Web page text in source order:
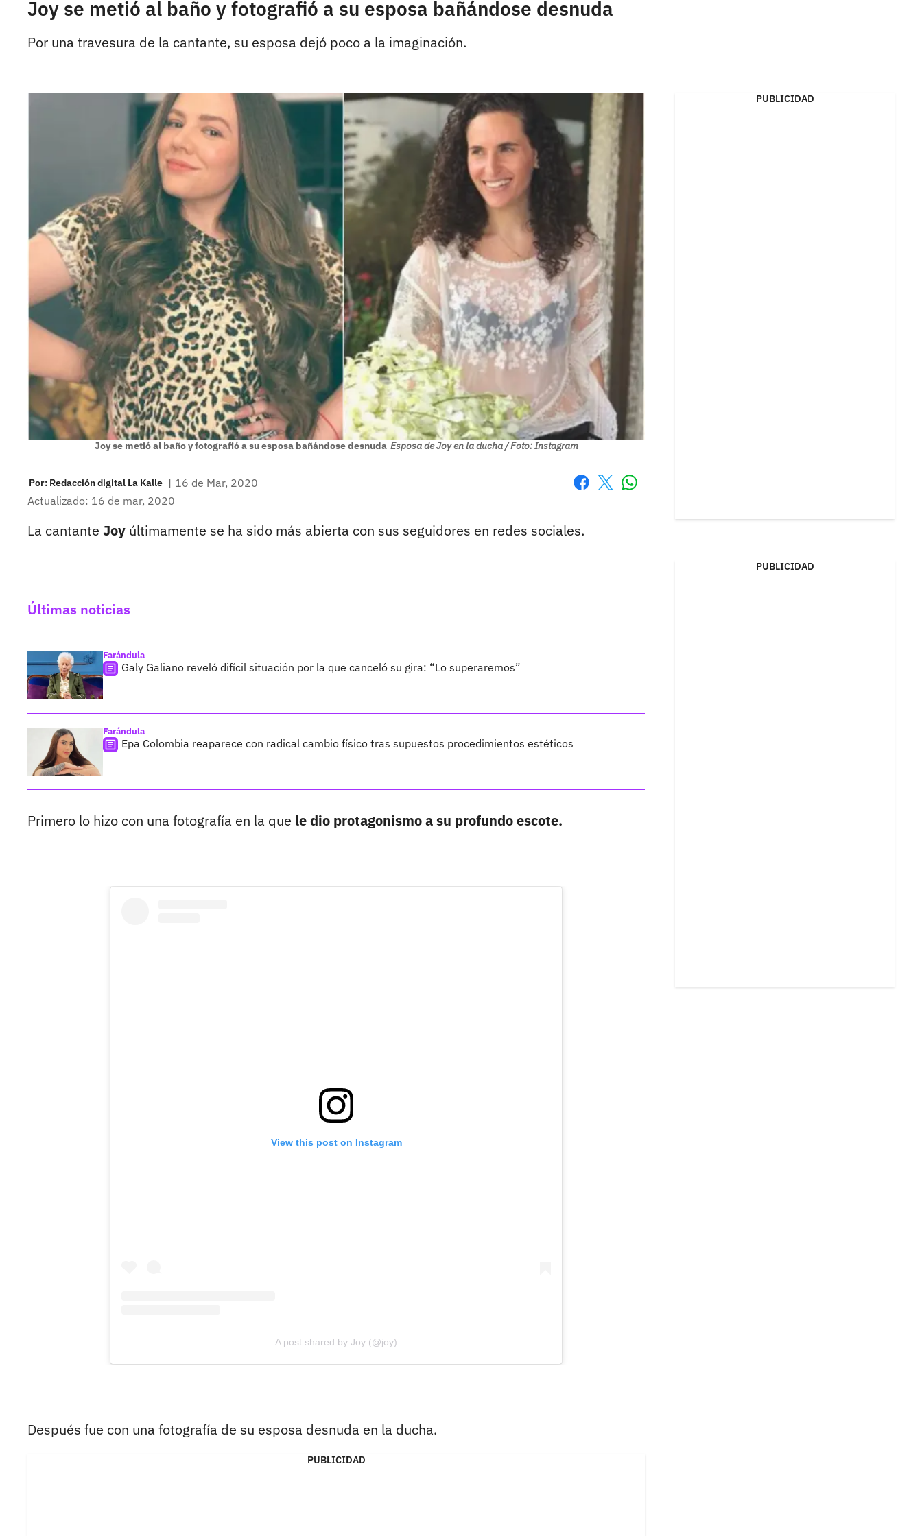
Joy se metió al baño y fotografió a su esposa bañándose desnuda
Por una travesura de la cantante, su esposa dejó poco a la imaginación.
Joy se metió al baño y fotografió a su esposa bañándose desnuda Esposa de Joy en la ducha / Foto: Instagram
Por: Redacción digital La Kalle | 16 de Mar, 2020
Actualizado: 16 de mar, 2020
La cantante Joy últimamente se ha sido más abierta con sus seguidores en redes sociales.
Últimas noticias
Farándula
Galy Galiano reveló difícil situación por la que canceló su gira: “Lo superaremos”
Farándula
Epa Colombia reaparece con radical cambio físico tras supuestos procedimientos estéticos
Primero lo hizo con una fotografía en la que le dio protagonismo a su profundo escote.
View this post on Instagram
A post shared by Joy (@joy)
Después fue con una fotografía de su esposa desnuda en la ducha.
PUBLICIDAD
PUBLICIDAD
PUBLICIDAD